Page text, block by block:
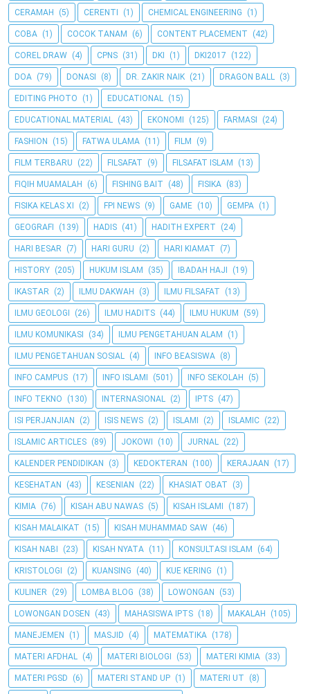
CERAMAH (5) CERENTI (1) CHEMICAL ENGINEERING (1)
COBA (1) COCOK TANAM (6) CONTENT PLACEMENT (42)
COREL DRAW (4) CPNS (31) DKI (1) DKI2017 (122)
DOA (79) DONASI (8) DR. ZAKIR NAIK (21) DRAGON BALL (3)
EDITING PHOTO (1) EDUCATIONAL (15)
EDUCATIONAL MATERIAL (43) EKONOMI (125) FARMASI (24)
FASHION (15) FATWA ULAMA (11) FILM (9)
FILM TERBARU (22) FILSAFAT (9) FILSAFAT ISLAM (13)
FIQIH MUAMALAH (6) FISHING BAIT (48) FISIKA (83)
FISIKA KELAS XI (2) FPI NEWS (9) GAME (10) GEMPA (1)
GEOGRAFI (139) HADIS (41) HADITH EXPERT (24)
HARI BESAR (7) HARI GURU (2) HARI KIAMAT (7)
HISTORY (205) HUKUM ISLAM (35) IBADAH HAJI (19)
IKASTAR (2) ILMU DAKWAH (3) ILMU FILSAFAT (13)
ILMU GEOLOGI (26) ILMU HADITS (44) ILMU HUKUM (59)
ILMU KOMUNIKASI (34) ILMU PENGETAHUAN ALAM (1)
ILMU PENGETAHUAN SOSIAL (4) INFO BEASISWA (8)
INFO CAMPUS (17) INFO ISLAMI (501) INFO SEKOLAH (5)
INFO TEKNO (130) INTERNASIONAL (2) IPTS (47)
ISI PERJANJIAN (2) ISIS NEWS (2) ISLAMI (2) ISLAMIC (22)
ISLAMIC ARTICLES (89) JOKOWI (10) JURNAL (22)
KALENDER PENDIDIKAN (3) KEDOKTERAN (100) KERAJAAN (17)
KESEHATAN (43) KESENIAN (22) KHASIAT OBAT (3)
KIMIA (76) KISAH ABU NAWAS (5) KISAH ISLAMI (187)
KISAH MALAIKAT (15) KISAH MUHAMMAD SAW (46)
KISAH NABI (23) KISAH NYATA (11) KONSULTASI ISLAM (64)
KRISTOLOGI (2) KUANSING (40) KUE KERING (1)
KULINER (29) LOMBA BLOG (38) LOWONGAN (53)
LOWONGAN DOSEN (43) MAHASISWA IPTS (18) MAKALAH (105)
MANEJEMEN (1) MASJID (4) MATEMATIKA (178)
MATERI AFDHAL (4) MATERI BIOLOGI (53) MATERI KIMIA (33)
MATERI PGSD (6) MATERI STAND UP (1) MATERI UT (8)